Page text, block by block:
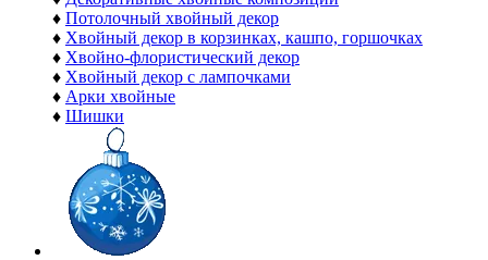
♦ Потолочный хвойный декор
♦ Хвойный декор в корзинках, кашпо, горшочках
♦ Хвойно-флористический декор
♦ Хвойный декор с лампочками
♦ Арки хвойные
♦ Шишки